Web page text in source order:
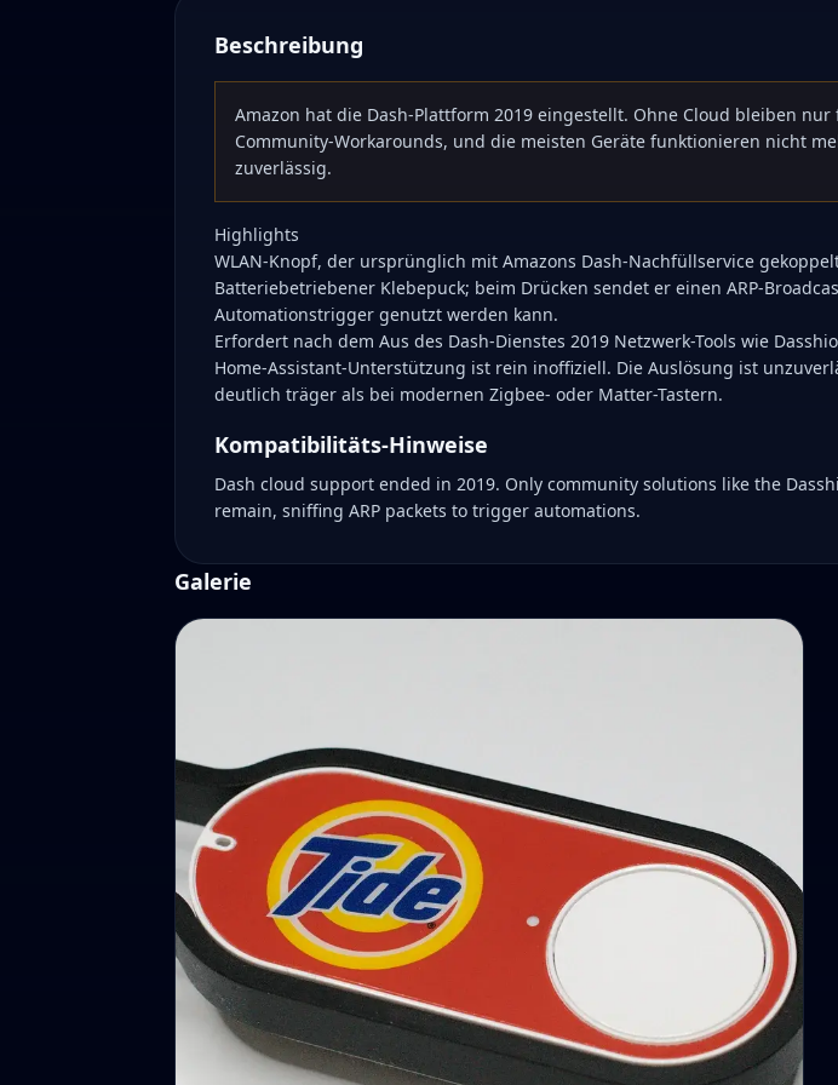
Beschreibung
Amazon hat die Dash-Plattform 2019 eingestellt. Ohne Cloud bleiben
Community-Workarounds, und die meisten Geräte funktionieren nicht
zuverlässig.
Highlights
WLAN-Knopf, der ursprünglich mit Amazons Dash-Nachfüllservice
Batteriebetriebener Klebepuck; beim Drücken sendet er einen ARP-
Automationstrigger genutzt werden kann.
Erfordert nach dem Aus des Dash-Dienstes 2019 Netzwerk-Tools wie
Home-Assistant-Unterstützung ist rein inoffiziell. Die Auslösung ist
deutlich träger als bei modernen Zigbee- oder Matter-Tastern.
Kompatibilitäts-Hinweise
Dash cloud support ended in 2019. Only community solutions like the
remain, sniffing ARP packets to trigger automations.
Galerie